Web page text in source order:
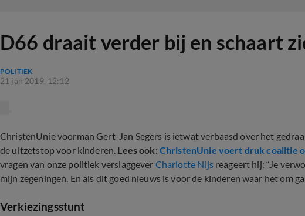
D66 draait verder bij en schaart
POLITIEK
21 jan 2019, 12:12
ChristenUnie voorman Gert-Jan Segers is ietwat verbaasd over het
de uitzetstop voor kinderen. Lees ook: ChristenUnie voert druk coalitie
vragen van onze politiek verslaggever Charlotte Nijsreageert hij: “Je
mijn zegeningen. En als dit goed nieuws is voor de kinderen waar het om
Verkiezingsstunt